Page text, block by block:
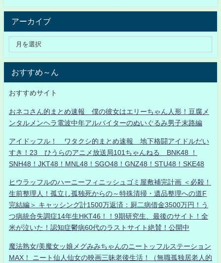
アーカイブ
おすすめ～ん
おすすめサイト
おネコさん的まとめ速報 僕の彼女はエリーちゃん人形！豆腐メ
ンタルメンヘラ電波中年アルバイターのぬいぐるみ男子末路編
アイドッフル！ ワタクシ的まとめ速報 地下格闘アイドルだい
すき！23 ひうらのアニメ放送局101ちゃんねる BNK48 ！
SNH48！JKT48！MNL48！SGO48！GNZ48！STU48！SKE48
ヒウラッフルのハーニーフィニッシュゴミ屋敷補完計画 ＜必殺！
生前整理人！孤立し孤独死からの～特殊清掃・遺品整理への道F
完結編＞ キャッシング計1500万返済：厨二病借金3500万円！う
つ病統合失調症14年生HKT46！！9期研究生、最後のサイト！全
米が泣いた！認知症鬱病60代のラストサイト絶賛！公開中
魔法熟女/美魔女ッ娘メグみみちゃんのニートッフルステーション
MAX！ ニート仙人仙女の映画三昧老後生活！（無職孤独居老人的